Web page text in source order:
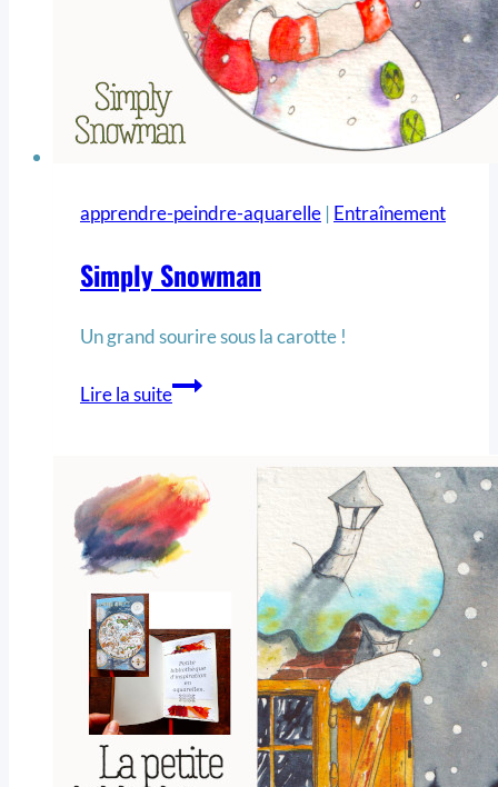
apprendre-peindre-aquarelle | Entraînement
Simply Snowman
Un grand sourire sous la carotte !
Lire la suite